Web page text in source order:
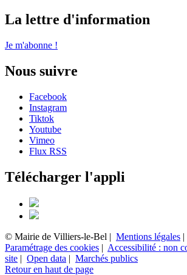
La lettre d'information
Je m'abonne !
Nous suivre
Facebook
Instagram
Tiktok
Youtube
Vimeo
Flux RSS
Télécharger l'appli
© Mairie de Villiers-le-Bel | Mentions légales |
Paramétrage des cookies | Accessibilité : non
site | Open data | Marchés publics
Retour en haut de page